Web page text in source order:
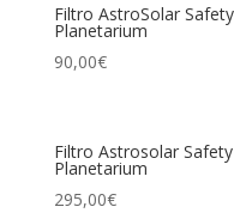
Filtro AstroSolar
Planetarium
90,00€
Filtro Astrosolar
Planetarium
295,00€